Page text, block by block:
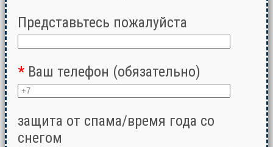
Представьтесь пожалуйста
* Ваш телефон (обязательно)
защита от спама/время года со
снегом